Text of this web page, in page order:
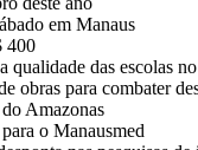
em Manaus
400
qualidade das escolas
obras para combater
Amazonas
o Manausmed